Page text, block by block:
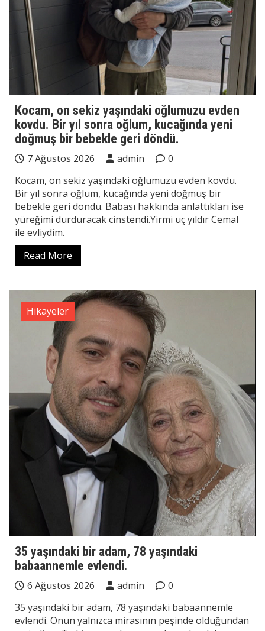
Kocam, on sekiz yaşındaki oğlumuzu evden
kovdu. Bir yıl sonra oğlum, kucağında yeni
doğmuş bir bebekle geri döndü.
7 Ağustos 2026 admin
0
Kocam, on sekiz yaşındaki oğlumuzu evden kovdu.
Bir yıl sonra oğlum, kucağında yeni doğmuş bir
bebekle geri döndü. Babası hakkında anlattıkları ise
yüreğimi durduracak cinstendi.Yirmi üç yıldır Cemal
ile evliydim.
Read More
Hikayeler
35 yaşındaki bir adam, 78 yaşındaki
babaannemle evlendi.
6 Ağustos 2026 admin
0
35 yaşındaki bir adam, 78 yaşındaki babaannemle
evlendi. Onun yalnızca mirasının peşinde olduğundan